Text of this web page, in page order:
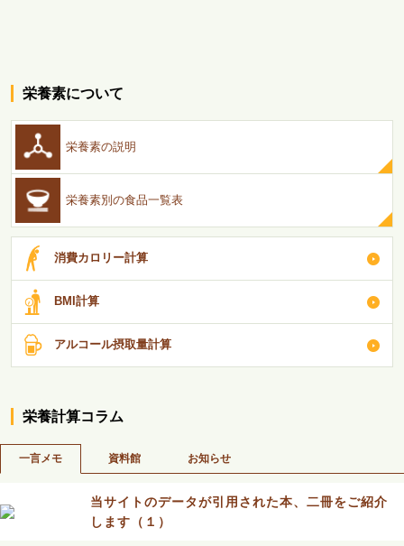
栄養素について
栄養素の説明
栄養素別の食品一覧表
消費カロリー計算
BMI計算
アルコール摂取量計算
栄養計算コラム
一言メモ 資料館 お知らせ
当サイトのデータが引用された本、二冊をご紹介
します（１）